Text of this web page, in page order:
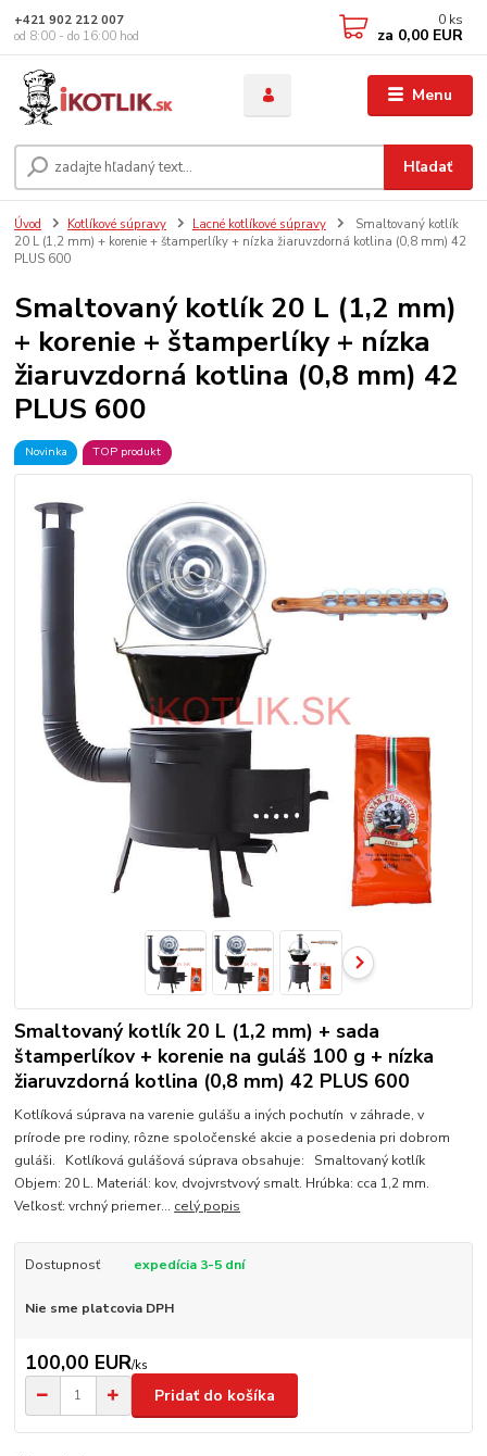
Menu
Hľadať
+421 902 212 007
od 8:00 - do 16:00 hod
0 ks
za 0,00 EUR
Úvod Kotlíkové súpravy Lacné kotlíkové súpravy
Smaltovaný kotlík
20 L (1,2 mm) + korenie + štamperlíky + nízka žiaruvzdorná kotlina (0,8 mm) 42
PLUS 600
Smaltovaný kotlík 20 L (1,2 mm)
+ korenie + štamperlíky + nízka
žiaruvzdorná kotlina (0,8 mm) 42
PLUS 600
Novinka TOP produkt
Smaltovaný kotlík 20 L (1,2 mm) + sada
štamperlíkov + korenie na guláš 100 g + nízka
žiaruvzdorná kotlina (0,8 mm) 42 PLUS 600
Kotlíková súprava na varenie gulášu a iných pochutín v záhrade, v
prírode pre rodiny, rôzne spoločenské akcie a posedenia pri dobrom
guláši. Kotlíková gulášová súprava obsahuje: Smaltovaný kotlík
Objem: 20 L. Materiál: kov, dvojvrstvový smalt. Hrúbka: cca 1,2 mm.
Veľkosť: vrchný priemer... celý popis
Dostupnosť expedícia 3-5 dní
Nie sme platcovia DPH
100,00 EUR/ks
Pridať do košíka